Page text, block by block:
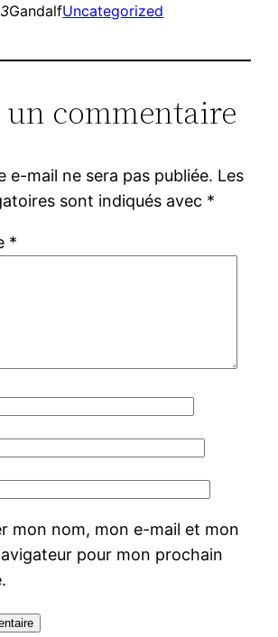
GandalfUncategorized
un commentaire
e-mail ne sera pas publiée. Les
sont indiqués avec *
*
mon nom, mon e-mail et mon
pour mon prochain